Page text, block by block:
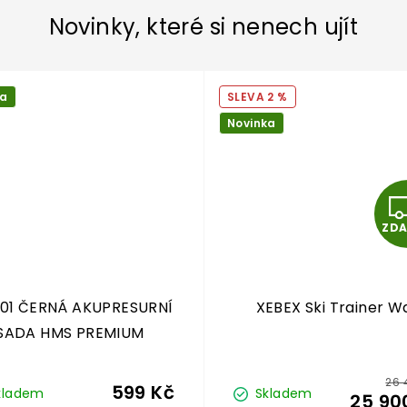
Novinky, které si nenech ujít
ČERNÁ AKUPRESURNÍ
HMS PREMIUM
599 Kč
2 %
Novinka
XEBEX Ski Trainer
Skladem
26
25